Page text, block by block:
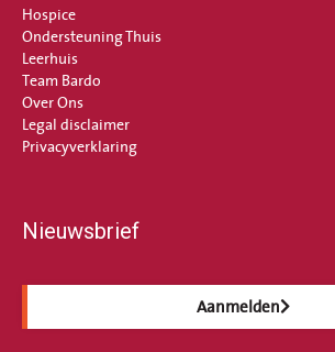
Hospice
Ondersteuning Thuis
Leerhuis
Team Bardo
Over Ons
Legal disclaimer
Privacyverklaring
Nieuwsbrief
Aanmelden